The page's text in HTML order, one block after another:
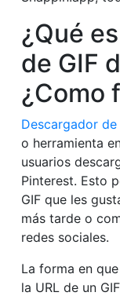
¿Qué
de GIF
¿Como
Descargador
o herramienta
usuarios
Pinterest. Esto
GIF que les
más tarde o
redes sociales.
La forma en
la URL de un